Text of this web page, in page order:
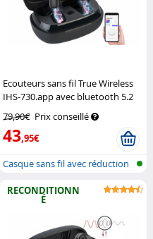
Ecouteurs sans fil True Wireless
IHS-730.app avec bluetooth 5.2
et réduction active du bruit - noir
Auvisio
79,90€ Prix conseillé
43,95€
Casque sans fil avec réduction
RECONDITIONN
É